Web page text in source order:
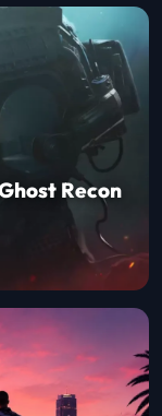
Recon